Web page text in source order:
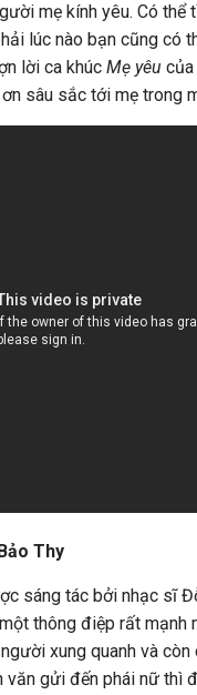
mẹ kính yêu. Có thể
lúc nào bạn cũng có
lời ca khúc Mẹ yêu
sâu sắc tới mẹ trong
Thy
sáng tác bởi nhạc sĩ
thông điệp rất mạnh
xung quanh và
văn gửi đến phái nữ thì